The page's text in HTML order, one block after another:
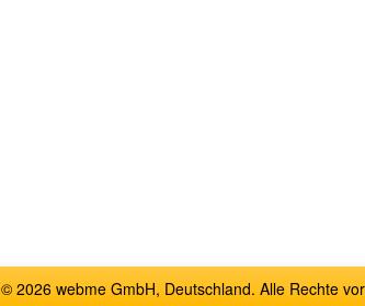
© 2026 webme GmbH, Deutschland. Alle Rechte